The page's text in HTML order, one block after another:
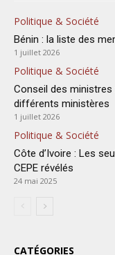
Politique & Société
Bénin : la liste des
1 juillet 2026
Politique & Société
Conseil des
différents ministères
1 juillet 2026
Politique & Société
Côte d’Ivoire : Les
CEPE révélés
24 mai 2025
CATÉGORIES